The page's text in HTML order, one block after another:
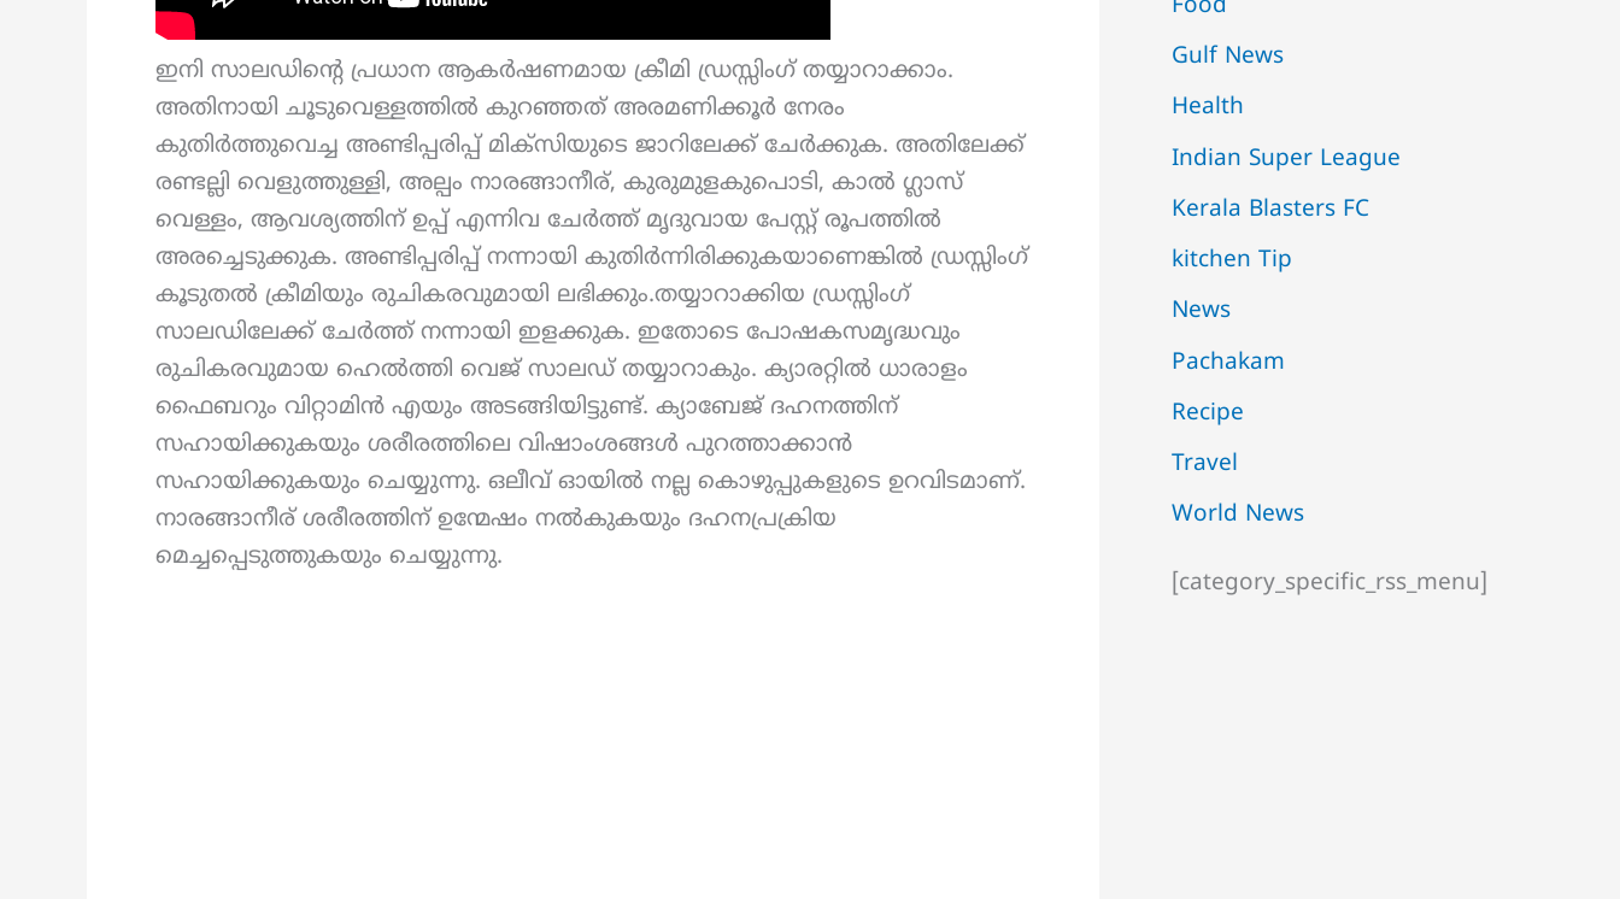
ഇനി സാലഡിന്റെ പ്രധാന ആകർഷണമായ ക്രീമി ഡ്രസ്സിംഗ് തയ്യാറാക്കാം.
അതിനായി ചൂടുവെള്ളത്തിൽ കുറഞ്ഞത് അരമണിക്കൂർ നേരം
കുതിർത്തുവെച്ച അണ്ടിപ്പരിപ്പ് മിക്സിയുടെ ജാറിലേക്ക് ചേർക്കുക. അതിലേക്ക്
രണ്ടല്ലി വെളുത്തുള്ളി, അല്പം നാരങ്ങാനീര്, കുരുമുളകുപൊടി, കാൽ ഗ്ലാസ്
വെള്ളം, ആവശ്യത്തിന് ഉപ്പ് എന്നിവ ചേർത്ത് മൃദുവായ പേസ്റ്റ് രൂപത്തിൽ
അരച്ചെടുക്കുക. അണ്ടിപ്പരിപ്പ് നന്നായി കുതിർന്നിരിക്കുകയാണെങ്കിൽ ഡ്രസ്സിംഗ്
കൂടുതൽ ക്രീമിയും രുചികരവുമായി ലഭിക്കും.തയ്യാറാക്കിയ ഡ്രസ്സിംഗ്
സാലഡിലേക്ക് ചേർത്ത് നന്നായി ഇളക്കുക. ഇതോടെ പോഷകസമൃദ്ധവും
രുചികരവുമായ ഹെൽത്തി വെജ് സാലഡ് തയ്യാറാകും. ക്യാരറ്റിൽ ധാരാളം
ഫൈബറും വിറ്റാമിൻ എയും അടങ്ങിയിട്ടുണ്ട്. ക്യാബേജ് ദഹനത്തിന്
സഹായിക്കുകയും ശരീരത്തിലെ വിഷാംശങ്ങൾ പുറത്താക്കാൻ
സഹായിക്കുകയും ചെയ്യുന്നു. ഒലീവ് ഓയിൽ നല്ല കൊഴുപ്പുകളുടെ ഉറവിടമാണ്.
നാരങ്ങാനീര് ശരീരത്തിന് ഉന്മേഷം നൽകുകയും ദഹനപ്രക്രിയ
മെച്ചപ്പെടുത്തുകയും ചെയ്യുന്നു.
Food
Gulf News
Health
Indian Super League
Kerala Blasters FC
kitchen Tip
News
Pachakam
Recipe
Travel
World News
[category_specific_rss_menu]